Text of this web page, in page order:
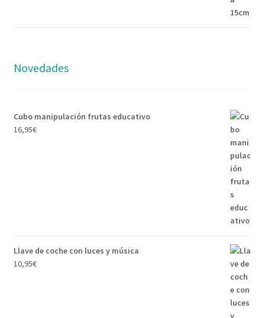
Novedades
Cubo manipulación frutas educativo
16,95€
Llave de coche con luces y música
10,95€